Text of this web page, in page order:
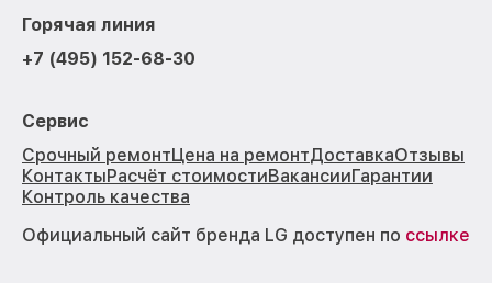
Горячая линия
+7 (495) 152-68-30
Сервис
Срочный ремонтЦена на ремонтДоставкаОтзывы
КонтактыРасчёт стоимостиВакансииГарантии
Контроль качества
Официальный сайт бренда LG доступен по ссылке